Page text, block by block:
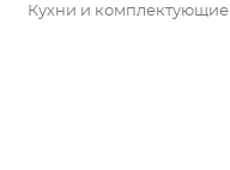
Кухни и комплектующие